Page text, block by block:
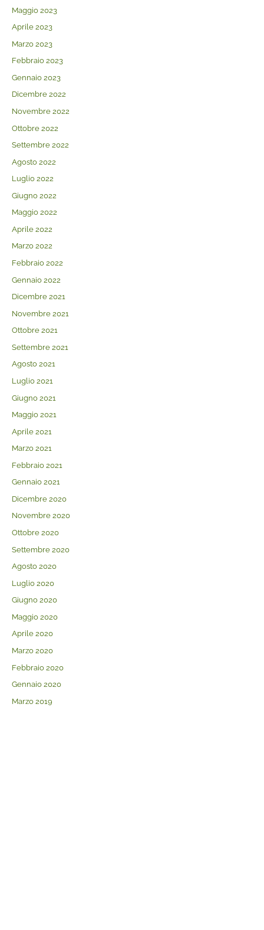
Maggio 2023
Aprile 2023
Marzo 2023
Febbraio 2023
Gennaio 2023
Dicembre 2022
Novembre 2022
Ottobre 2022
Settembre 2022
Agosto 2022
Luglio 2022
Giugno 2022
Maggio 2022
Aprile 2022
Marzo 2022
Febbraio 2022
Gennaio 2022
Dicembre 2021
Novembre 2021
Ottobre 2021
Settembre 2021
Agosto 2021
Luglio 2021
Giugno 2021
Maggio 2021
Aprile 2021
Marzo 2021
Febbraio 2021
Gennaio 2021
Dicembre 2020
Novembre 2020
Ottobre 2020
Settembre 2020
Agosto 2020
Luglio 2020
Giugno 2020
Maggio 2020
Aprile 2020
Marzo 2020
Febbraio 2020
Gennaio 2020
Marzo 2019